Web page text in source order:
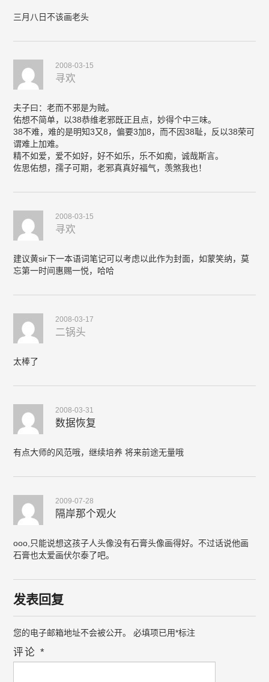
三月八日不该画老头
2008-03-15
寻欢
夫子曰：老而不邪是为贼。
佑想不简单，以38恭维老邪既正且点，妙得个中三味。
38不难，难的是明知3又8，偏要3加8，而不因38耻，反以38荣可
谓难上加难。
精不如爱，爱不如好，好不如乐，乐不如痴，诚哉斯言。
佐思佑想，孺子可期，老邪真真好福气，羡煞我也！
2008-03-15
寻欢
建议黄sir下一本语词笔记可以考虑以此作为封面，如蒙笑纳，莫
忘第一时间惠赐一悦，哈哈
2008-03-17
二锅头
太棒了
2008-03-31
数据恢复
有点大师的风范哦，继续培养 将来前途无量哦
2009-07-28
隔岸那个观火
ooo,只能说想这孩子人头像没有石膏头像画得好。不过话说他画
石膏也太爱画伏尔泰了吧。
发表回复
您的电子邮箱地址不会被公开。 必填项已用*标注
评论*